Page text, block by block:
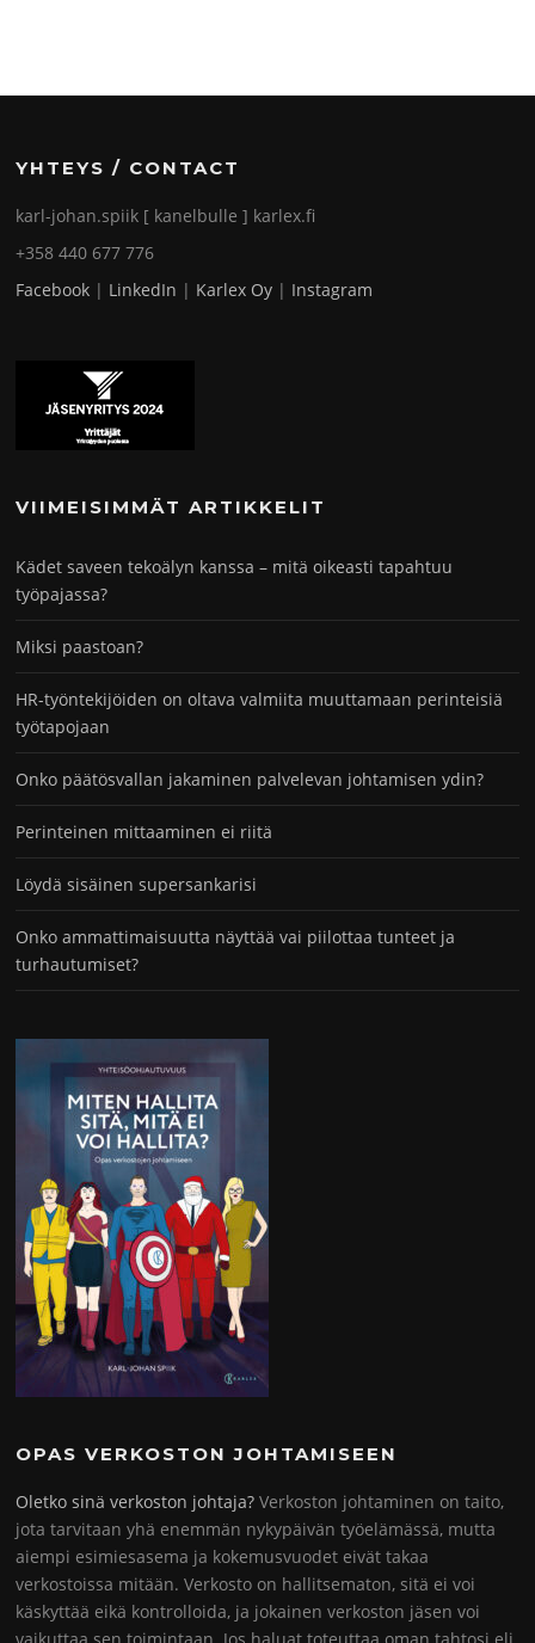
YHTEYS / CONTACT
karl-johan.spiik [ kanelbulle ] karlex.fi
+358 440 677 776
Facebook | LinkedIn | Karlex Oy | Instagram
VIIMEISIMMÄT ARTIKKELIT
Kädet saveen tekoälyn kanssa – mitä oikeasti tapahtuu
työpajassa?
Miksi paastoan?
HR-työntekijöiden on oltava valmiita muuttamaan perinteisiä
työtapojaan
Onko päätösvallan jakaminen palvelevan johtamisen ydin?
Perinteinen mittaaminen ei riitä
Löydä sisäinen supersankarisi
Onko ammattimaisuutta näyttää vai piilottaa tunteet ja
turhautumiset?
OPAS VERKOSTON JOHTAMISEEN
Oletko sinä verkoston johtaja? Verkoston johtaminen on taito,
jota tarvitaan yhä enemmän nykypäivän työelämässä, mutta
aiempi esimiesasema ja kokemusvuodet eivät takaa
verkostoissa mitään. Verkosto on hallitsematon, sitä ei voi
käskyttää eikä kontrolloida, ja jokainen verkoston jäsen voi
vaikuttaa sen toimintaan. Jos haluat toteuttaa oman tahtosi eli